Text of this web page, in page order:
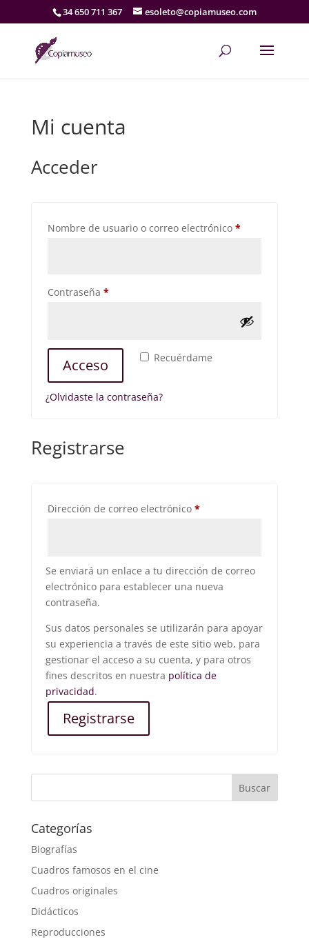
34 650 711 367 esoleto@copiamuseo.com
Mi cuenta
Acceder
Nombre de usuario o correo electrónico *Obligatorio
Contraseña *Obligatorio
Recuérdame
Acceso
¿Olvidaste la contraseña?
Registrarse
Dirección de correo electrónico *Obligatorio
Se enviará un enlace a tu dirección de correo
electrónico para establecer una nueva
contraseña.
Sus datos personales se utilizarán para apoyar
su experiencia a través de este sitio web, para
gestionar el acceso a su cuenta, y para otros
fines descritos en nuestra política de
privacidad.
Registrarse
Buscar
Categorías
Biografías
Cuadros famosos en el cine
Cuadros originales
Didácticos
Reproducciones